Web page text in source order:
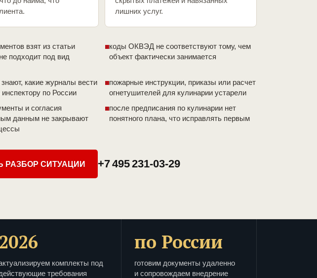
лишних услуг.
взят из статьи
подходит под вид
коды ОКВЭД не соответствуют тому, чем
объект фактически занимается
какие журналы вести
инспектору по России
пожарные инструкции, приказы или расчет
огнетушителей для кулинарии устарели
и согласия
данным не закрывают
после предписания по кулинарии нет
понятного плана, что исправлять первым
РАЗБОР СИТУАЦИИ +7 495 231-03-29
2026
комплекты под
требования
по России
готовим документы удаленно
и сопровождаем внедрение